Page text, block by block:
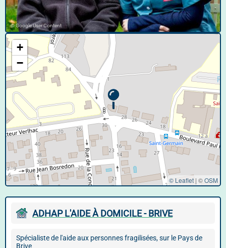
© Google User Content
+
−
© Leaflet | ©OSM
ADHAP L'AIDE À DOMICILE - BRIVE
Spécialiste de l'aide aux personnes fragilisées, sur le Pays de
Brive